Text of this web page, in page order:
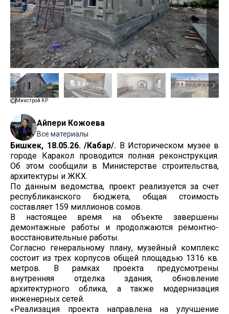
Минстрой КР
Айпери Кожоева
Все материалы
Бишкек, 18.05.26. /Кабар/. В Историческом музее в
городе Каракол проводится полная реконструкция.
Об этом сообщили в Министерстве строительства,
архитектуры и ЖКХ.
По данным ведомства, проект реализуется за счет
республиканского бюджета, общая стоимость
составляет 159 миллионов сомов.
В настоящее время на объекте завершены
демонтажные работы и продолжаются ремонтно-
восстановительные работы.
Согласно генеральному плану, музейный комплекс
состоит из трех корпусов общей площадью 1316 кв.
метров. В рамках проекта предусмотрены
внутренняя отделка здания, обновление
архитектурного облика, а также модернизация
инженерных сетей.
«Реализация проекта направлена на улучшение